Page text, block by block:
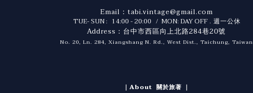
Email：tabi.vintage@gmail.com
TUE- SUN : 14:00 - 20:00 / MON: DAY OFF . 週一公休
Address：台中市西區向上北路284巷20號
No. 20, Ln. 284, Xiangshang N. Rd., West Dist., Taichung, Taiwan
｜About 關於旅著 ｜